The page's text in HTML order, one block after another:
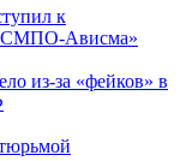
к
Ависма»
из-за «фейков» в